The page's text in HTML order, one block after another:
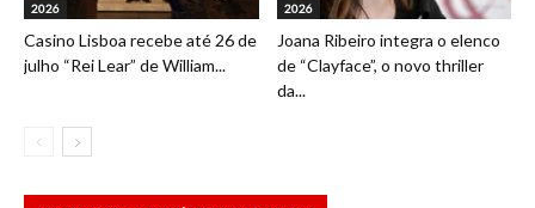
2026
Casino Lisboa recebe até 26 de
julho “Rei Lear” de William...
2026
Joana Ribeiro integra o elenco
de “Clayface”, o novo thriller
da...